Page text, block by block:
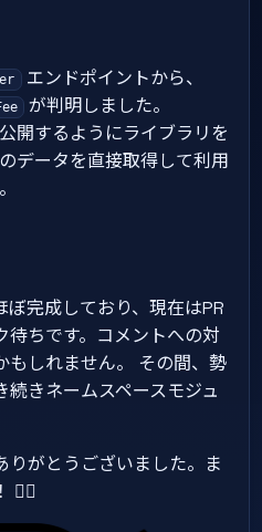
エンドポイントから、
が判明しました。
開するようにライブラリを
データを直接取得して利用
完成しており、現在はPR
待ちです。コメントへの対
もしれません。 その間、勢
きネームスペースモジュ
りがとうございました。ま
🏴‍☠️